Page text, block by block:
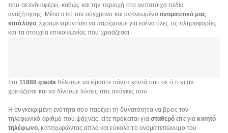
που σε ενδιαφέρει, καθώς και την περιοχή στα αντίστοιχα πεδία
αναζήτησης. Μέσα από τον σύγχρονο και ανανεωμένο ονομαστικό μας
κατάλογο, έχουμε φροντίσει να παρέχουμε για εσένα όλες τις πληροφορίες
και τα στοιχεία επικοινωνίας που χρειάζεσαι.
Στο 11888 giaola θέλουμε να είμαστε πάντα κοντά σου σε ό,τι κι αν
χρειάζεσαι και να δίνουμε λύσεις στις ανάγκες σου.
Η συγκεκριμένη ενότητα σου παρέχει τη δυνατότητα να βρεις τον
τηλεφωνικό αριθμό που ψάχνεις, είτε πρόκειται γιασταθερό είτε για κινητό
τηλέφωνο, καταχωρώντας απλά και εύκολα το ονοματεπώνυμο του